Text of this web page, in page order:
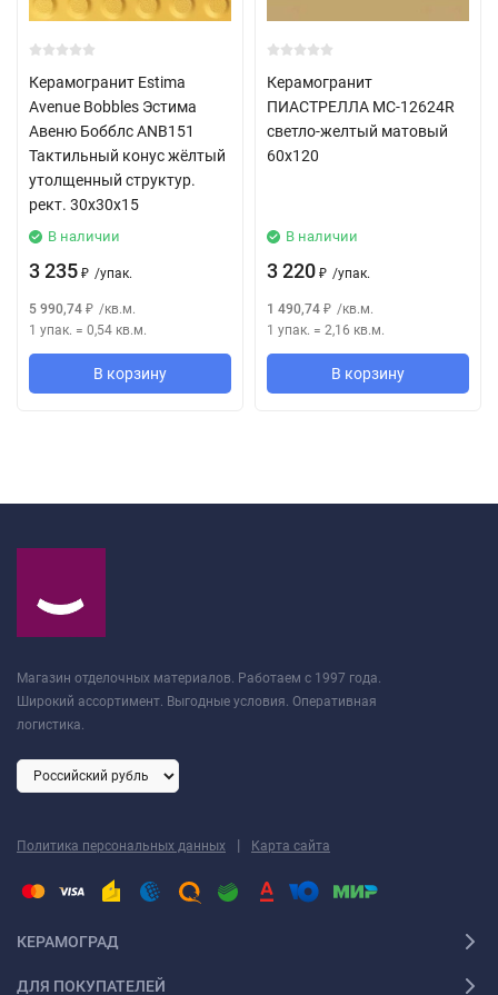
Керамогранит Estima
Avenue Bobbles Эстима
Авеню Бобблс ANB151
Тактильный конус жёлтый
утолщенный структур.
рект. 30x30x15
В наличии
3 235 ₽ /упак.
5 990,74 ₽ /кв.м.
1 упак. = 0,54 кв.м.
В корзину
Керамогранит
ПИАСТРЕЛЛА MC-12624R
светло-желтый матовый
60x120
В наличии
3 220 ₽ /упак.
1 490,74 ₽ /кв.м.
1 упак. = 2,16 кв.м.
В корзину
Магазин отделочных материалов. Работаем с 1997 года.
Широкий ассортимент. Выгодные условия. Оперативная
логистика.
Политика персональных данных | Карта сайта
КЕРАМОГРАД
ДЛЯ ПОКУПАТЕЛЕЙ